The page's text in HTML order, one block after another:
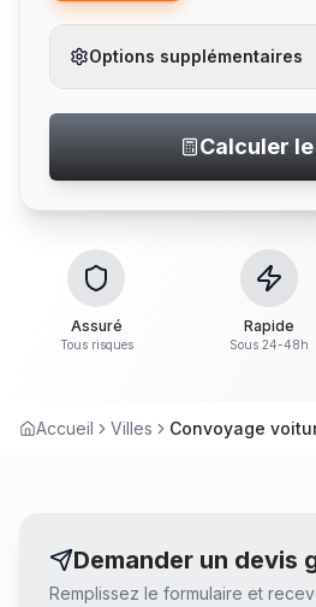
Options supplémentaires
Calculer
Assuré
Tous risques
Rapide
Sous 24-48h
Accueil Villes Convoyage
Demander un devis
Remplissez le formulaire et